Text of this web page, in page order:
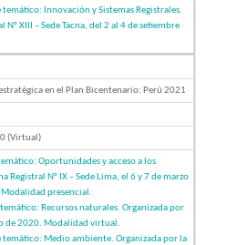
Innovación y Sistemas Registrales.
N° XIII – Sede Tacna, del 2 al 4 de setiembre
en el Plan Bicentenario: Perú 2021
(Virtual)
Oportunidades y acceso a los
Registral N° IX – Sede Lima, el 6 y 7 de marzo
presencial.
Recursos naturales. Organizada por
de 2020. Modalidad virtual.
Medio ambiente. Organizada por la